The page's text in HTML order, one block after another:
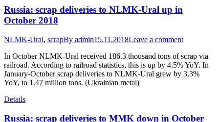
Russia: scrap deliveries to NLMK-Ural up in
October 2018
NLMK-Ural, scrapBy admin15.11.2018Leave a comment
In October NLMK-Ural received 186.3 thousand tons of scrap via
railroad. According to railroad statistics, this is up by 4.5% YoY. In
January-October scrap deliveries to NLMK-Ural grew by 3.3%
YoY, to 1.47 million tons. (Ukrainian metal)
Details
Russia: scrap deliveries to MMK down in October